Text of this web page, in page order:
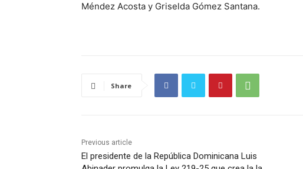
Méndez Acosta y Griselda Gómez Santana.
Share
Previous article
El presidente de la República Dominicana Luis